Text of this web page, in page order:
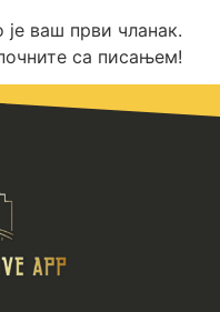
ваш први чланак.
са писањем!